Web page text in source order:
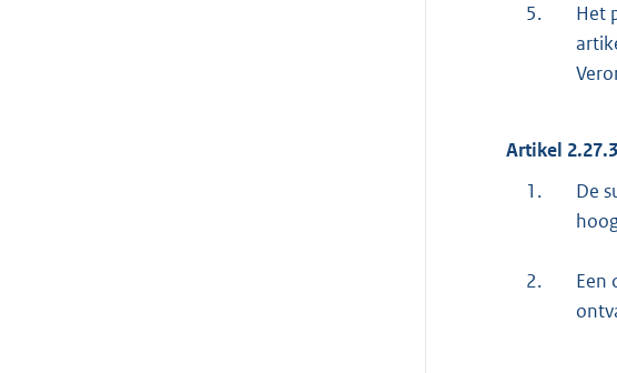
5.
Het
Artikel
1.
De
2.
Een